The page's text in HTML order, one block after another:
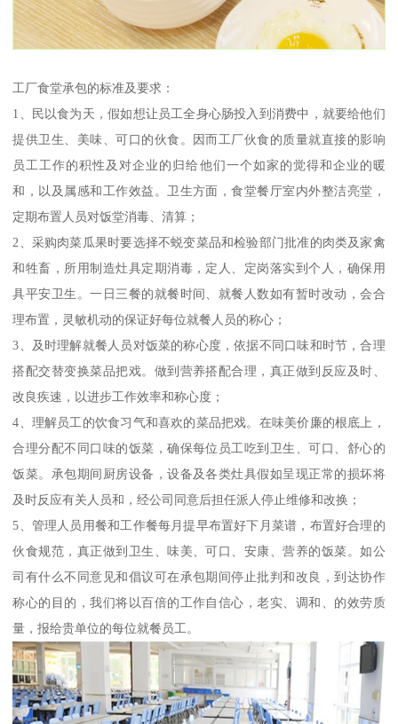
工厂食堂承包的标准及要求：
1、民以食为天，假如想让员工全身心肠投入到消费中，就要给他们
提供卫生、美味、可口的伙食。因而工厂伙食的质量就直接的影响
员工工作的积性及对企业的归给他们一个如家的觉得和企业的暖
和，以及属感和工作效益。卫生方面，食堂餐厅室内外整洁亮堂，
定期布置人员对饭堂消毒、清算；
2、采购肉菜瓜果时要选择不蜕变菜品和检验部门批准的肉类及家禽
和牲畜，所用制造灶具定期消毒，定人、定岗落实到个人，确保用
具平安卫生。一日三餐的就餐时间、就餐人数如有暂时改动，会合
理布置，灵敏机动的保证好每位就餐人员的称心；
3、及时理解就餐人员对饭菜的称心度，依据不同口味和时节，合理
搭配交替变换菜品把戏。做到营养搭配合理，真正做到反应及时、
改良疾速，以进步工作效率和称心度；
4、理解员工的饮食习气和喜欢的菜品把戏。在味美价廉的根底上，
合理分配不同口味的饭菜，确保每位员工吃到卫生、可口、舒心的
饭菜。承包期间厨房设备，设备及各类灶具假如呈现正常的损坏将
及时反应有关人员和，经公司同意后担任派人停止维修和改换；
5、管理人员用餐和工作餐每月提早布置好下月菜谱，布置好合理的
伙食规范，真正做到卫生、味美、可口、安康、营养的饭菜。如公
司有什么不同意见和倡议可在承包期间停止批判和改良，到达协作
称心的目的，我们将以百倍的工作自信心，老实、调和、的效劳质
量，报给贵单位的每位就餐员工。